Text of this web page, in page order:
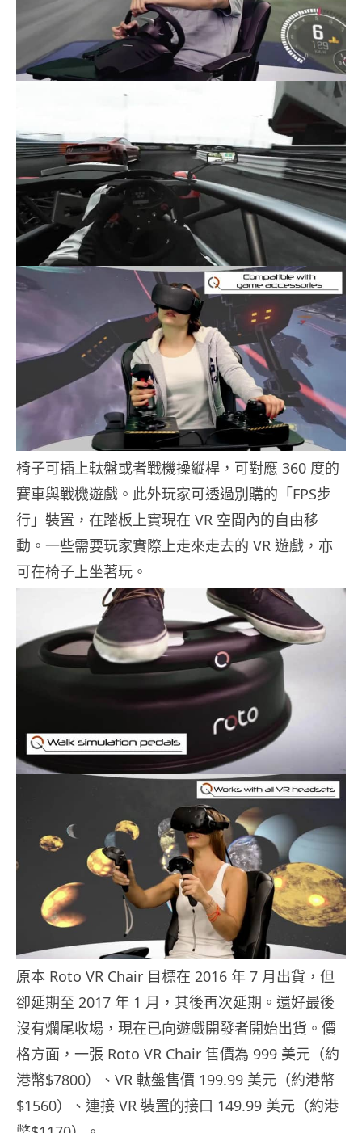
椅子可插上軚盤或者戰機操縱桿，可對應 360 度的
賽車與戰機遊戲。此外玩家可透過別購的「FPS步
行」裝置，在踏板上實現在 VR 空間內的自由移
動。一些需要玩家實際上走來走去的 VR 遊戲，亦
可在椅子上坐著玩。
原本 Roto VR Chair 目標在 2016 年 7 月出貨，但
卻延期至 2017 年 1 月，其後再次延期。還好最後
沒有爛尾收場，現在已向遊戲開發者開始出貨。價
格方面，一張 Roto VR Chair 售價為 999 美元（約
港幣$7800）、VR 軚盤售價 199.99 美元（約港幣
$1560）、連接 VR 裝置的接口 149.99 美元（約港